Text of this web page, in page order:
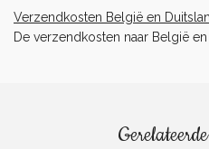
Verzendkosten België en
De verzendkosten naar België